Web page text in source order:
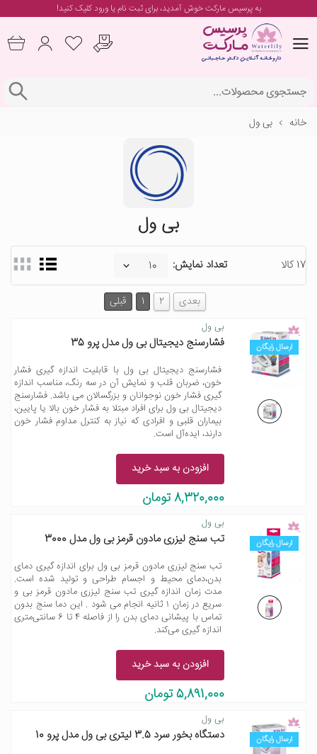
به پرسیس مارکت خوش آمدید، برایثبت نام یا ورودکلیک کنید!
خانه بی ول
بی ول
17 کالا تعداد نمایش:
قبلی 1 2 بعدی
ارسال رایگان
بی ول
فشارسنج دیجیتال بی ول مدل پرو 35
فشارسنج دیجیتال بی ول با قابلیت اندازه گیری فشار
خون، ضربان قلب و نمایش آن در سه رنگ، مناسب اندازه
گیری فشار خون نوجوانان و بزرگسالان می باشد. فشارسنج
دیجیتال بی ول برای افراد مبتلا به فشار خون بالا یا پایین،
بیماران قلبی و افرادی که نیاز به کنترل مداوم فشار خون
دارند، ایده‌آل است.
افزودن به سبد خرید
8,320,000 تومان
ارسال رایگان
بی ول
تب سنج لیزری مادون قرمز بی ول مدل 3000
تب سنج لیزری مادون قرمز بی ول برای اندازه گیری دمای
بدن،دمای محیط و اجسام طراحی و تولید شده است.
مدت زمان اندازه گیری تب سنج لیزری مادون قرمز بی و
سریع در زمان ۱ ثانیه انجام می شود . این دما سنج بدون
تماس با پیشانی دمای بدن را از فاصله 4 تا 6 سانتی‌متری
اندازه گیری می‌کند.
افزودن به سبد خرید
5,891,000 تومان
ارسال رایگان
بی ول
دستگاه بخور سرد 3.5 لیتری بی ول مدل پرو 10